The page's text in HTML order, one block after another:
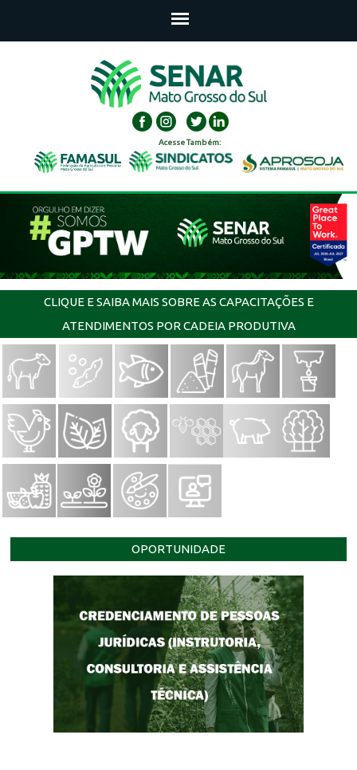
Acesse Também:
CLIQUE E SAIBA MAIS SOBRE AS CAPACITAÇÕES E
ATENDIMENTOS POR CADEIA PRODUTIVA
OPORTUNIDADE